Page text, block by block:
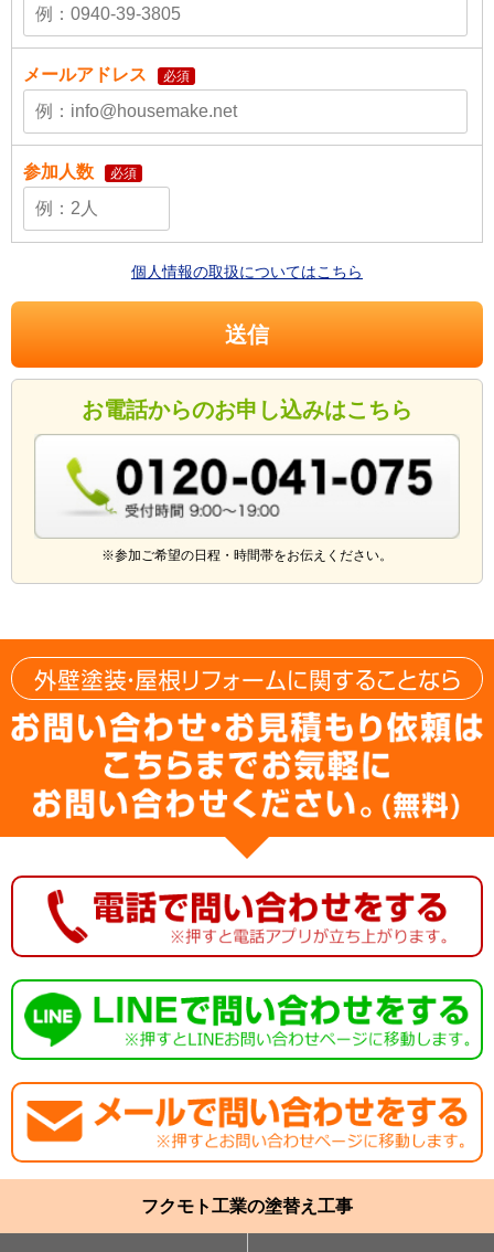
メールアドレス 必須
参加人数 必須
個人情報の取扱についてはこちら
お電話からのお申し込みはこちら
※参加ご希望の日程・時間帯をお伝えください。
フクモト工業の塗替え工事